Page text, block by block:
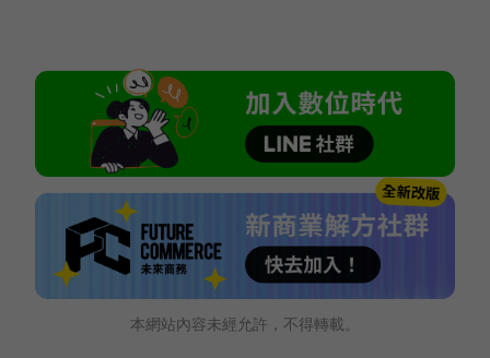
本網站內容未經允許，不得轉載。